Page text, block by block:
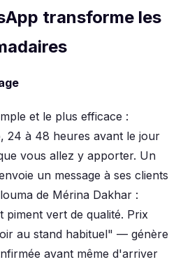
transforme les
et le plus efficace :
24 à 48 heures avant le jour
vous allez y apporter. Un
un message à ses clients
de Mérina Dakhar :
piment vert de qualité. Prix
au stand habituel" — génère
avant même d'arriver